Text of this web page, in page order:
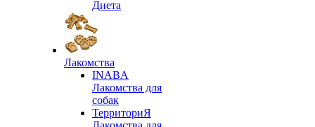
Диета
Лакомства
INABA
Лакомства для
собак
ТерриториЯ